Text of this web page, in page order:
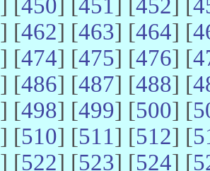
] [450] [451] [452] [
] [462] [463] [464] [
] [474] [475] [476] [
] [486] [487] [488] [
] [498] [499] [500] [
] [510] [511] [512] [
] [522] [523] [524] [